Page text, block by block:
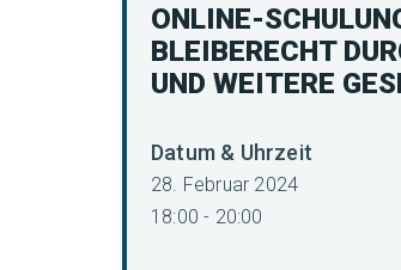
ONLINE-
BLEIBERECHT
UND WEITERE
Datum & Uhrzeit
28. Februar 2024
18:00 - 20:00